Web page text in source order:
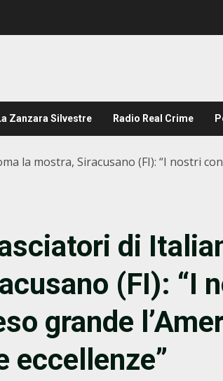
Zanzara Silvestre Radio Real Crime
la mostra, Siracusano (FI): “I nostri
di
(FI): “I
grande
eccellenze”